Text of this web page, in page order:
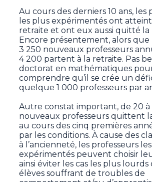
Au cours des derniers 10 ans, les
les plus expérimentés ont atteint
retraite et ont eux aussi quitté la
Encore présentement, alors que
3 250 nouveaux professeurs
4 200 partent à la retraite. Pas
doctorat en mathématiques
comprendre qu’il se crée un
quelque 1 000 professeurs par
Autre constat important, de 20 à
nouveaux professeurs quittent
au cours des cinq premières
par les conditions. À cause des
à l’ancienneté, les professeurs
expérimentés peuvent choisir
ainsi éviter les cas les plus lourds
élèves souffrant de troubles de